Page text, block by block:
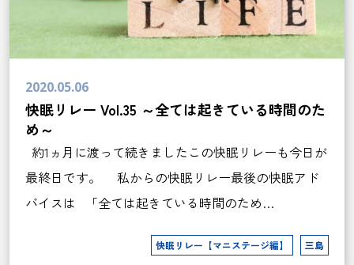
2020.05.06
快眠リレー Vol.35 ～全ては起きている時間のた
め～
約1ヵ月に渡って続きましたこの快眠リレーも今日が
最終日です。 私からの快眠リレー最後の快眠アド
バイスは 「全ては起きている時間のため…
快眠リレー【マニステージ編】 三島